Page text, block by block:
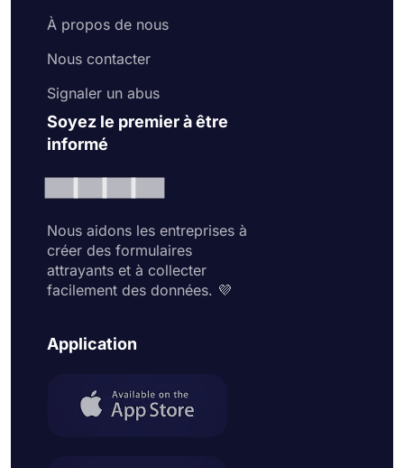
À propos de nous
Nous contacter
Signaler un abus
Soyez le premier à être
informé
Nous aidons les entreprises à
créer des formulaires
attrayants et à collecter
facilement des données. 💜
Application